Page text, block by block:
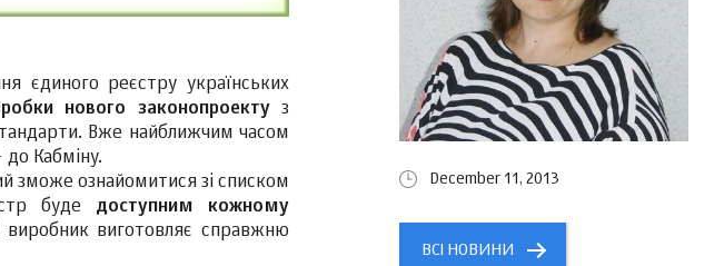
єдиного реєстру українських
нового законопроектуз
Вже найближчим часом
до Кабміну.
зможе ознайомитися зі списком
буде доступним кожному
виготовляє справжню
December 11, 2013
ВСІ НОВИНИ